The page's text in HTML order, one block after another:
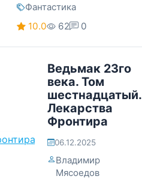
Фантастика
10.0
62 0
Ведьмак 23го
века. Том
шестнадцатый.
Лекарства
Фронтира
06.12.2025
Владимир
Мясоедов